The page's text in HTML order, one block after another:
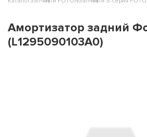
Амортизатор задний
(L1295090103A0)